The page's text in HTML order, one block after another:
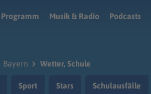
Programm
Musik & Radio Podcasts
Bayern Wetter, Schule
Sport Stars Schulausfälle